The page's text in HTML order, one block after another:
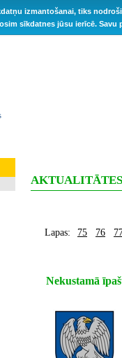
izmantošanai, tiks
sīkdatnes jūsu ierīcē.
AKTUALITĀTES
Lapas: 75 76
Nekustamā